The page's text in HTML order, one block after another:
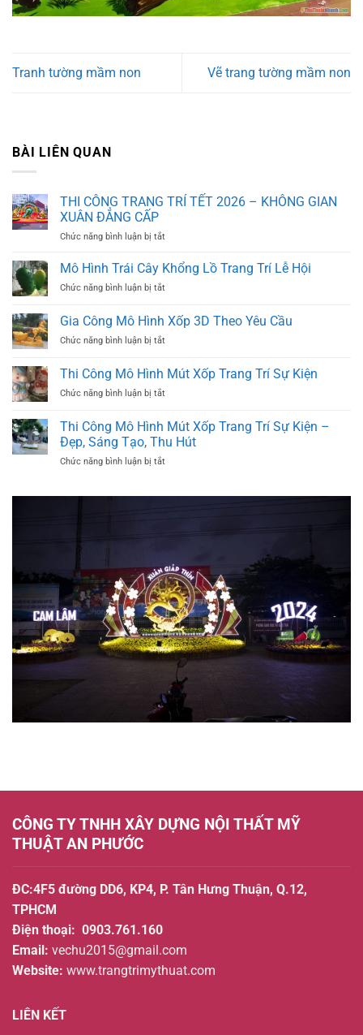
Tranh tường mầm non Vẽ trang tường mầm non
BÀI LIÊN QUAN
THI CÔNG TRANG TRÍ TẾT 2026 – KHÔNG GIAN
XUÂN ĐẲNG CẤP
Chức năng bình luận bị tắtở
CÔNG
TRANG
TRÍ
2026
KHÔNG
XUÂN
Mô Hình Trái Cây Khổng Lồ Trang Trí Lễ Hội
Chức năng bình luận bị tắtở
Hình
Trái
Cây
Lồ
Trí
Hội
Gia Công Mô Hình Xốp 3D Theo Yêu Cầu
Chức năng bình luận bị tắtở
Công
Mô
Hình
3D
Theo
Cầu
Thi Công Mô Hình Mút Xốp Trang Trí Sự Kiện
Chức năng bình luận bị tắtở
Công
Mô
Hình
Mút
Thi Công Mô Hình Mút Xốp Trang Trí Sự Kiện –
Đẹp, Sáng Tạo, Thu Hút
Chức năng bình luận bị tắtở
Trí
Sự
Kiện
–
Đẹp,
Sáng
Tạo,
Thu
Hút
CÔNG TY TNHH XÂY DỰNG NỘI THẤT MỸ
THUẬT AN PHƯỚC
ĐC:4F5 đường DD6, KP4, P. Tân Hưng Thuận, Q.12,
TPHCM
Điện thoại: 0903.761.160
Email: vechu2015@gmail.com
Website: www.trangtrimythuat.com
LIÊN KẾT